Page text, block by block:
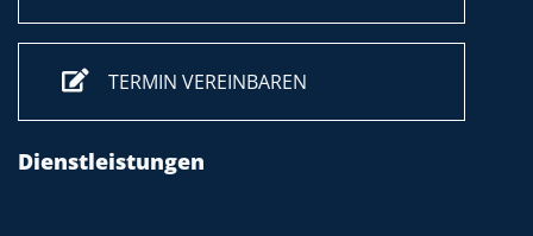
TERMIN VEREINBAREN
Dienstleistungen